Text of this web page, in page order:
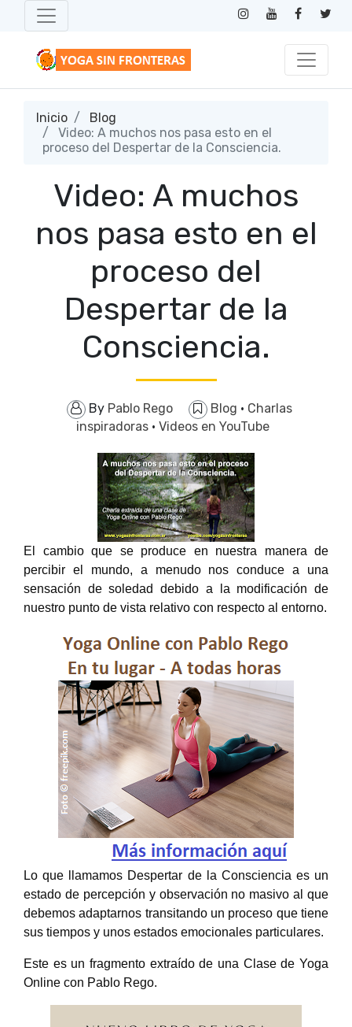
Inicio
Blog
Video: A muchos nos pasa esto en el
proceso del Despertar de la Consciencia.
Video: A muchos
nos pasa esto en el
proceso del
Despertar de la
Consciencia.
By Pablo Rego Blog · Charlas
inspiradoras · Videos en YouTube
El cambio que se produce en nuestra manera de
percibir el mundo, a menudo nos conduce a una
sensación de soledad debido a la modificación de
Lo que llamamos Despertar de la Consciencia es un
estado de percepción y observación no masivo al que
debemos adaptarnos transitando un proceso que tiene
sus tiempos y unos estados emocionales particulares.
Este es un fragmento extraído de una Clase de Yoga
Online con Pablo Rego.